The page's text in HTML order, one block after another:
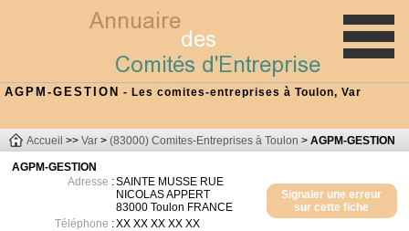
AGPM-GESTION - Les comites-entreprises à Toulon, Var
Accueil >> Var > (83000) Comites-Entreprises à Toulon > AGPM-GESTION
AGPM-GESTION
Signaler une erreur
sur cette fiche
Adresse :SAINTE MUSSE RUE
NICOLAS APPERT
83000 Toulon FRANCE
Téléphone :XX XX XX XX XX